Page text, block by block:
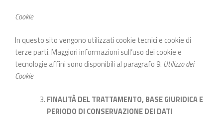
Cookie
In questo sito vengono utilizzati cookie tecnici e cookie di
terze parti. Maggiori informazioni sull’uso dei cookie e
tecnologie affini sono disponibili al paragrafo 9. Utilizzo dei
Cookie
FINALITÀ DEL TRATTAMENTO, BASE GIURIDICA E
PERIODO DI CONSERVAZIONE DEI DATI